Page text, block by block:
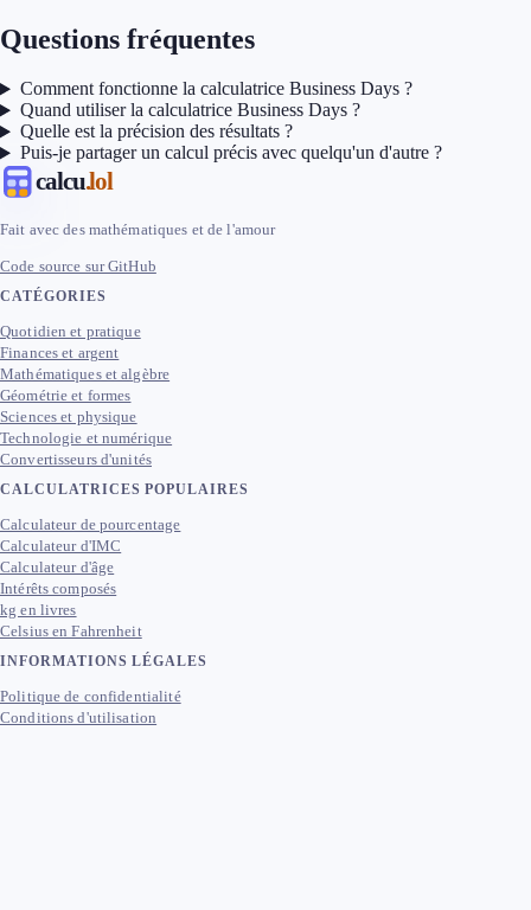
Questions fréquentes
Comment fonctionne la calculatrice Business Days ?
Quand utiliser la calculatrice Business Days ?
Quelle est la précision des résultats ?
Puis-je partager un calcul précis avec quelqu'un d'autre ?
calcu.lol
Fait avec des mathématiques et de l'amour
Code source sur GitHub
CATÉGORIES
Quotidien et pratique
Finances et argent
Mathématiques et algèbre
Géométrie et formes
Sciences et physique
Technologie et numérique
Convertisseurs d'unités
CALCULATRICES POPULAIRES
Calculateur de pourcentage
Calculateur d'IMC
Calculateur d'âge
Intérêts composés
kg en livres
Celsius en Fahrenheit
INFORMATIONS LÉGALES
Politique de confidentialité
Conditions d'utilisation